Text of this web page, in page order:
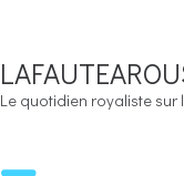
Le quotidien royaliste sur